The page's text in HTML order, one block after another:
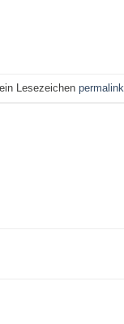
ein Lesezeichenpermalink